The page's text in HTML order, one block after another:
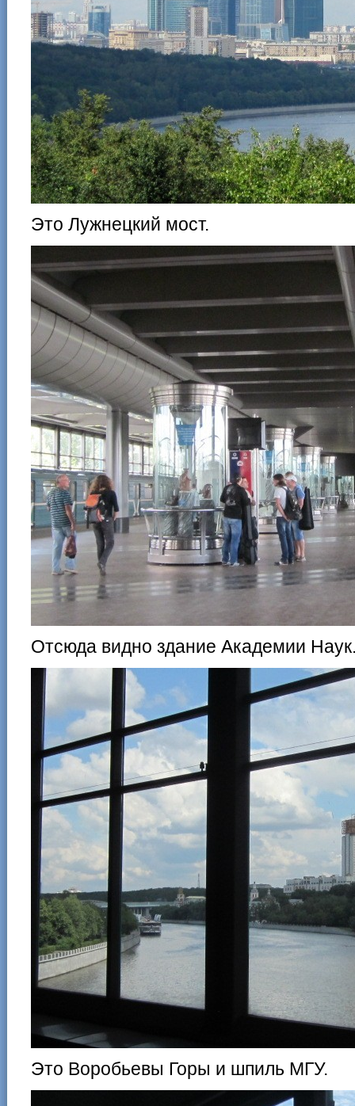
Это Лужнецкий мост.
Отсюда видно здание Академии
Это Воробьевы Горы и шпиль МГУ.